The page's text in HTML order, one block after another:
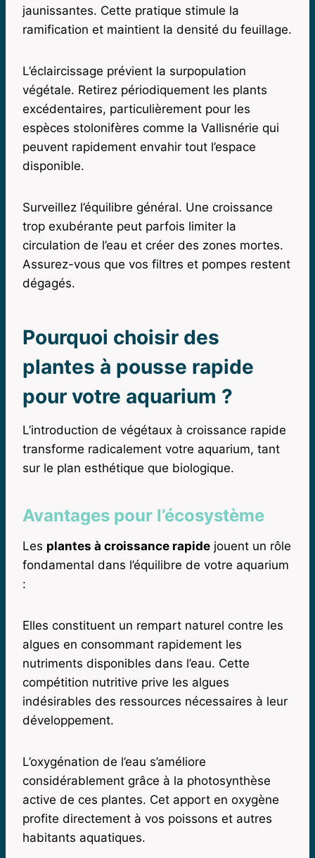
jaunissantes. Cette pratique stimule la
ramification et maintient la densité du feuillage.
L’éclaircissage prévient la surpopulation
végétale. Retirez périodiquement les plants
excédentaires, particulièrement pour les
espèces stolonifères comme la Vallisnérie qui
peuvent rapidement envahir tout l’espace
disponible.
Surveillez l’équilibre général. Une croissance
trop exubérante peut parfois limiter la
circulation de l’eau et créer des zones mortes.
Assurez-vous que vos filtres et pompes restent
dégagés.
Pourquoi choisir des
plantes à pousse rapide
pour votre aquarium ?
L’introduction de végétaux à croissance rapide
transforme radicalement votre aquarium, tant
sur le plan esthétique que biologique.
Avantages pour l’écosystème
Les plantes à croissance rapide jouent un rôle
fondamental dans l’équilibre de votre aquarium
:
Elles constituent un rempart naturel contre les
algues en consommant rapidement les
nutriments disponibles dans l’eau. Cette
compétition nutritive prive les algues
indésirables des ressources nécessaires à leur
développement.
L’oxygénation de l’eau s’améliore
considérablement grâce à la photosynthèse
active de ces plantes. Cet apport en oxygène
profite directement à vos poissons et autres
habitants aquatiques.